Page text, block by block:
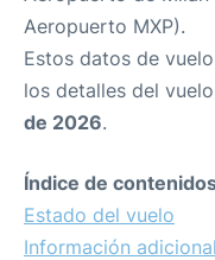
Aeropuerto MXP).
Estos datos de
los detalles del
de 2026.
Índice de
Estado del vuelo
Información adicional